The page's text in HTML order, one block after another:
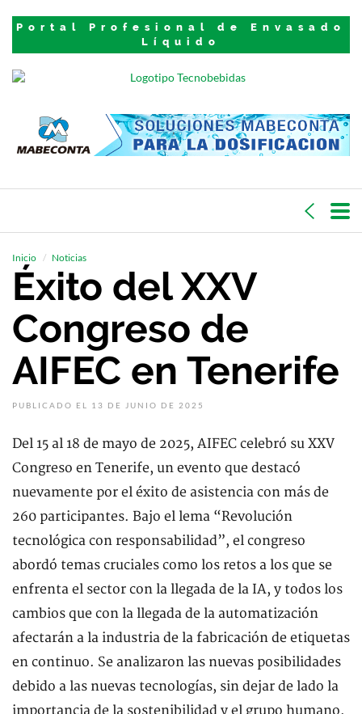
Portal Profesional de Envasado
Líquido
Inicio Noticias
Éxito del XXV
Congreso de
AIFEC en Tenerife
PUBLICADO EL 13 DE JUNIO DE 2025
Del 15 al 18 de mayo de 2025, AIFEC celebró su XXV
Congreso en Tenerife, un evento que destacó
nuevamente por el éxito de asistencia con más de
260 participantes. Bajo el lema “Revolución
tecnológica con responsabilidad”, el congreso
abordó temas cruciales como los retos a los que se
enfrenta el sector con la llegada de la IA, y todos los
cambios que con la llegada de la automatización
afectarán a la industria de la fabricación de etiquetas
en continuo. Se analizaron las nuevas posibilidades
debido a las nuevas tecnologías, sin dejar de lado la
importancia de la sostenibilidad y el grupo humano.